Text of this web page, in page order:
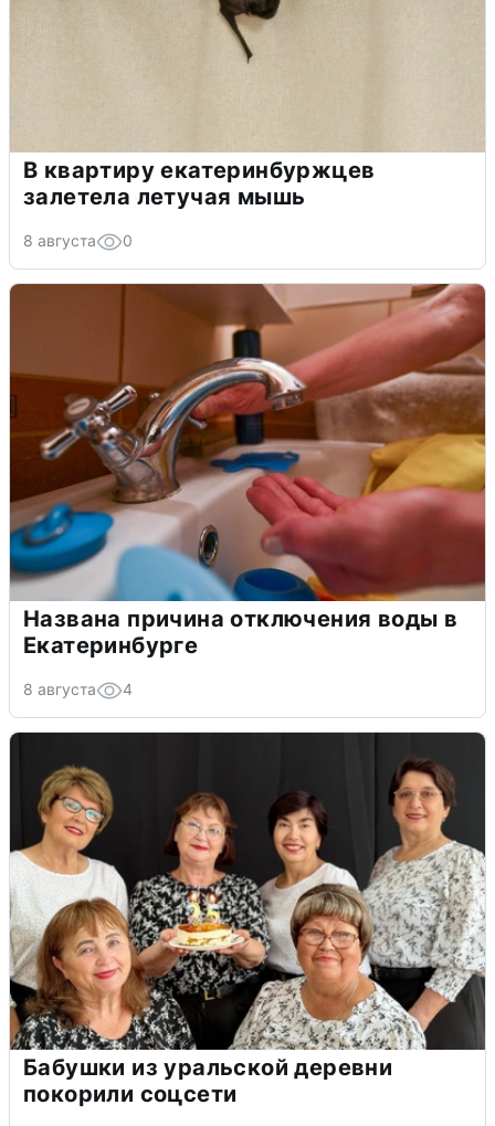
В квартиру екатеринбуржцев
залетела летучая мышь
8 августа 0
Названа причина отключения воды в
Екатеринбурге
8 августа 4
Бабушки из уральской деревни
покорили соцсети